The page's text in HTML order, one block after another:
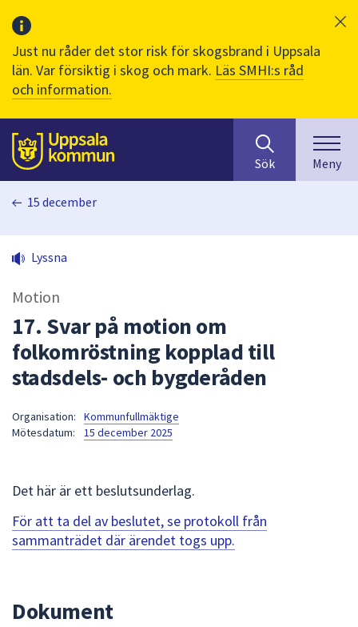
Just nu råder det stor risk för skogsbrand i Uppsala
län. Var försiktig i skog och mark. Läs SMHI:s råd
och information.
Till sidans
huvudinnehåll
efter
innehåll
på
sökförslag
att
att
navigera
mellan
Sök Meny
15 december
Lyssna
Motion
17. Svar på motion om
folkomröstning kopplad till
stadsdels- och bygderåden
Organisation:
Kommunfullmäktige
Mötesdatum:
15 december 2025
Det här är ett beslutsunderlag.
För att ta del av beslutet, se protokoll från
sammanträdet där ärendet togs upp.
Dokument